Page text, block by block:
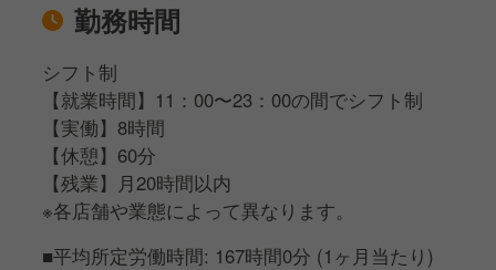
勤務時間
シフト制
【就業時間】11：00〜23：00の間でシフト制
【実働】8時間
【休憩】60分
【残業】月20時間以内
※各店舗や業態によって異なります。
■平均所定労働時間: 167時間0分 (1ヶ月当たり)